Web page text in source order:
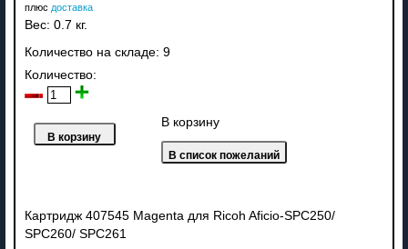
плюс доставка
Вес: 0.7 кг.
Количество на складе: 9
Количество:
В корзину
Картридж 407545 Magenta для Ricoh Aficio-SPC250/
SPC260/ SPC261